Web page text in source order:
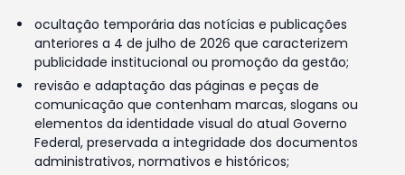
ocultação temporária das notícias e publicações
anteriores a 4 de julho de 2026 que caracterizem
publicidade institucional ou promoção da gestão;
revisão e adaptação das páginas e peças de
comunicação que contenham marcas, slogans ou
elementos da identidade visual do atual Governo
Federal, preservada a integridade dos documentos
administrativos, normativos e históricos;